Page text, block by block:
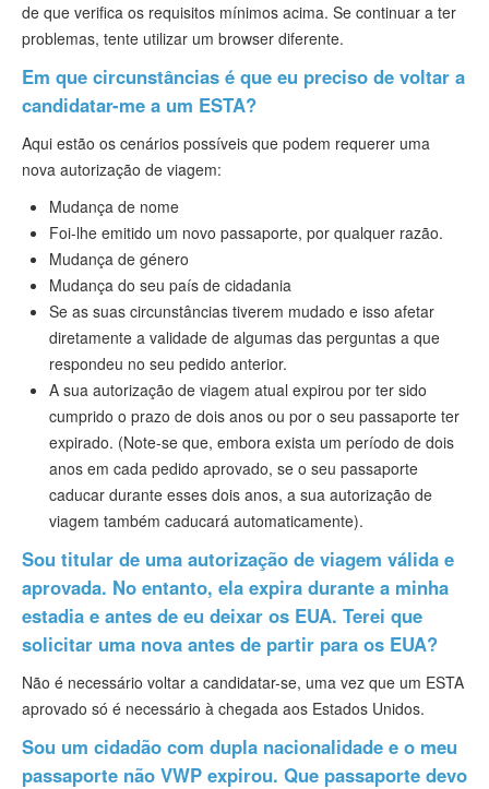
de que verifica os requisitos mínimos acima. Se continuar a ter
problemas, tente utilizar um browser diferente.
Em que circunstâncias é que eu preciso de voltar a
candidatar-me a um ESTA?
Aqui estão os cenários possíveis que podem requerer uma
nova autorização de viagem:
Mudança de nome
Foi-lhe emitido um novo passaporte, por qualquer razão.
Mudança de género
Mudança do seu país de cidadania
Se as suas circunstâncias tiverem mudado e isso afetar
diretamente a validade de algumas das perguntas a que
respondeu no seu pedido anterior.
A sua autorização de viagem atual expirou por ter sido
cumprido o prazo de dois anos ou por o seu passaporte ter
expirado. (Note-se que, embora exista um período de dois
anos em cada pedido aprovado, se o seu passaporte
caducar durante esses dois anos, a sua autorização de
viagem também caducará automaticamente).
Sou titular de uma autorização de viagem válida e
aprovada. No entanto, ela expira durante a minha
estadia e antes de eu deixar os EUA. Terei que
solicitar uma nova antes de partir para os EUA?
Não é necessário voltar a candidatar-se, uma vez que um ESTA
aprovado só é necessário à chegada aos Estados Unidos.
Sou um cidadão com dupla nacionalidade e o meu
passaporte não VWP expirou. Que passaporte devo